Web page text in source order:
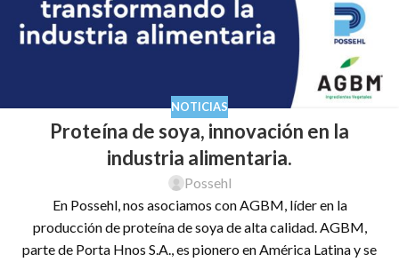
NOTICIAS
Proteína de soya, innovación en la
industria alimentaria.
Possehl
En Possehl, nos asociamos con AGBM, líder en la
producción de proteína de soya de alta calidad. AGBM,
parte de Porta Hnos S.A., es pionero en América Latina y se